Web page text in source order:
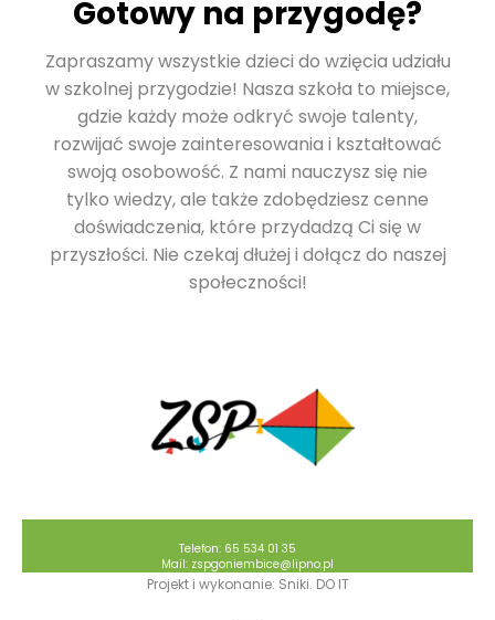
Gotowy na przygodę?
Zapraszamy wszystkie dzieci do wzięcia udziału
w szkolnej przygodzie! Nasza szkoła to miejsce,
gdzie każdy może odkryć swoje talenty,
rozwijać swoje zainteresowania i kształtować
swoją osobowość. Z nami nauczysz się nie
tylko wiedzy, ale także zdobędziesz cenne
doświadczenia, które przydadzą Ci się w
przyszłości. Nie czekaj dłużej i dołącz do naszej
społeczności!
Telefon: 65 534 01 35
Mail: zspgoniembice@lipno.pl
Projekt i wykonanie: Sniki. DO IT